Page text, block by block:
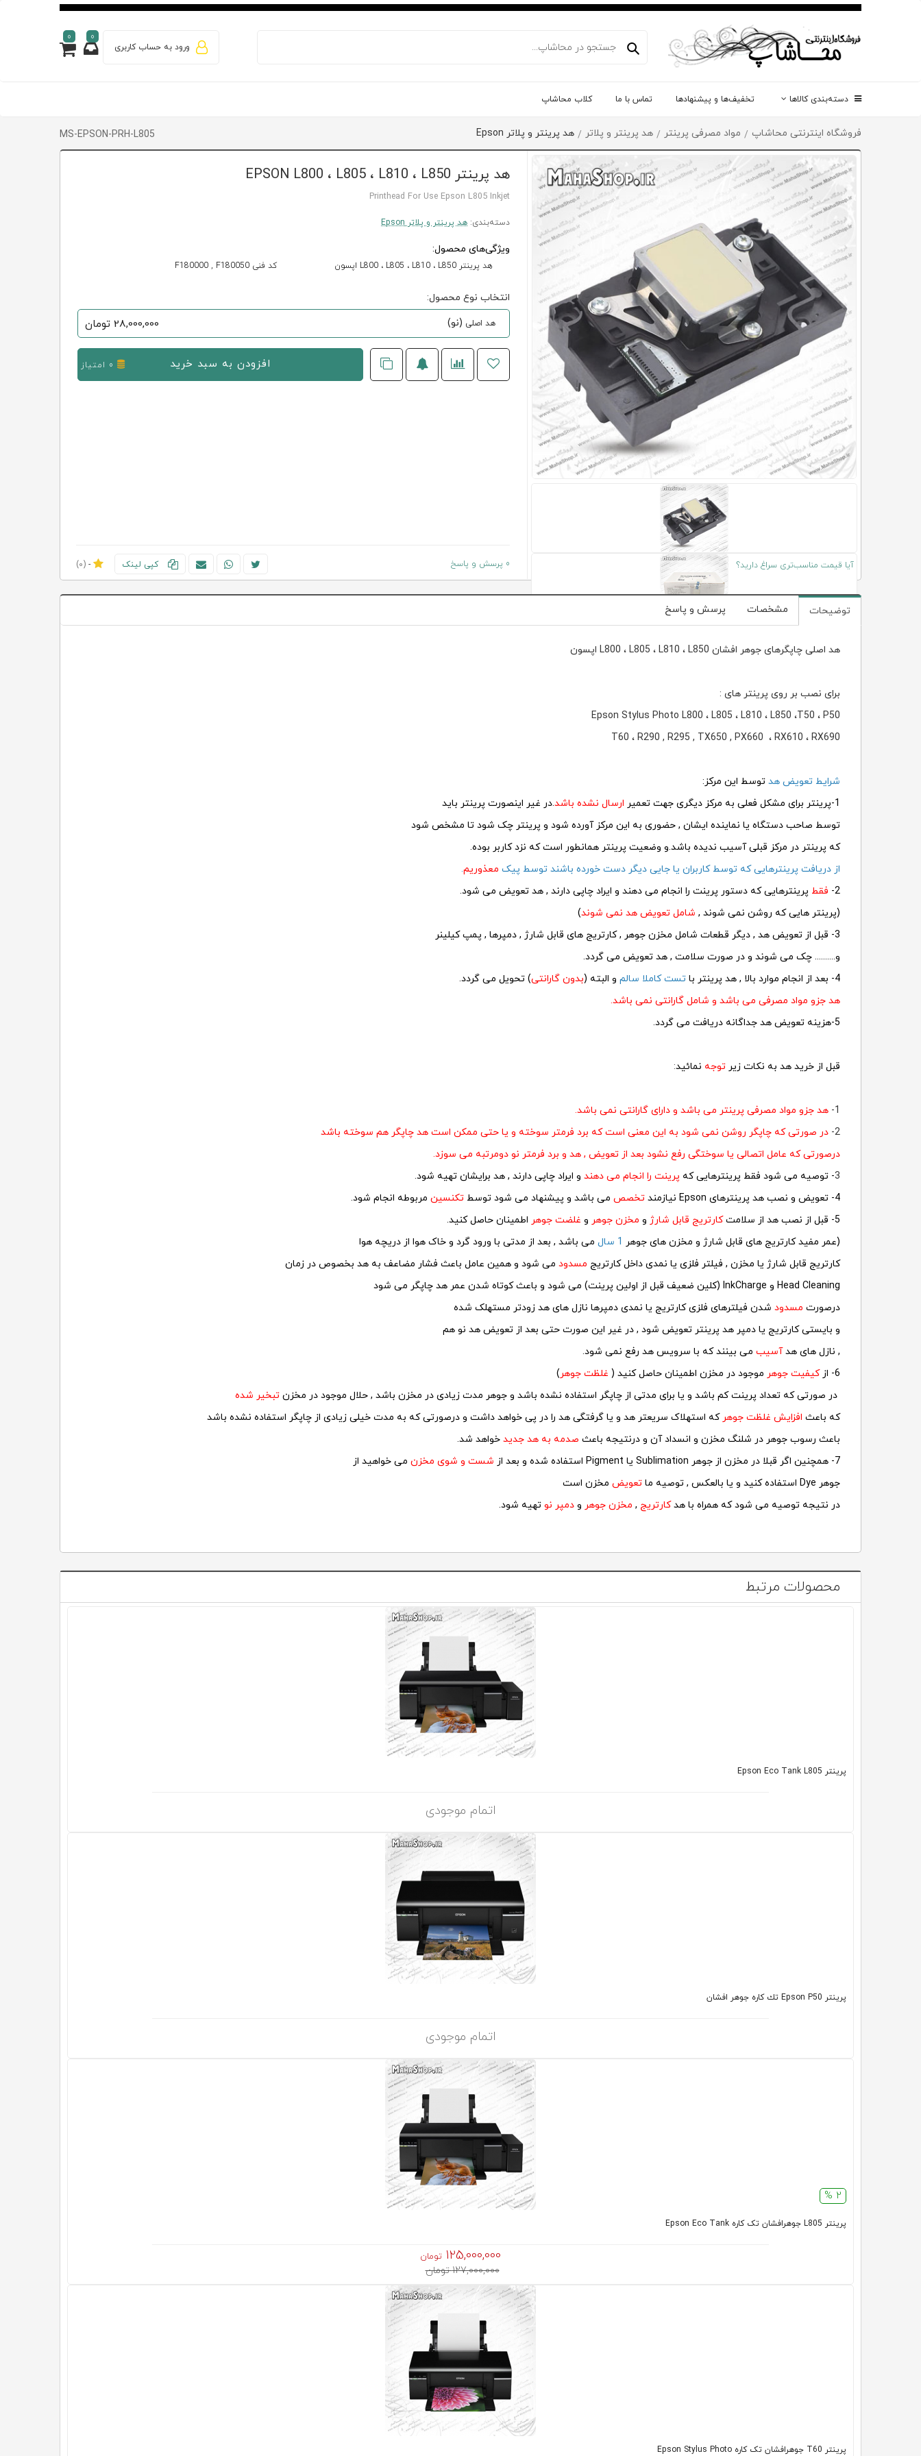
ورود به حساب کاربری
0
0
دسته‌بندی کالاها تخفیف‌ها و پیشنهادها تماس با ما کلاب محاشاپ
فروشگاه اینترنتی محاشاپ / مواد مصرفی پرینتر / هد پرینتر و پلاتر / هد پرینتر و پلاتر Epson MS-EPSON-PRH-L805
آیا قیمت مناسب‌تری سراغ دارید؟
هد پرینتر EPSON L800 ، L805 ، L810 ، L850
Printhead For Use Epson L805 Inkjet
دسته‌بندی: هد پرینتر و پلاتر Epson
ویژگی‌های محصول:
هد پرینتر L800 ، L805 ، L810 ، L850 اپسون کد فنی F180000 , F180050
انتخاب نوع محصول:
هد اصلی (نو) 28,000,000 تومان
افزودن به سبد خرید 0 امتیاز
0 پرسش و پاسخ کپی لینک -
(0)
توضیحات مشخصات پرسش و پاسخ
هد اصلی چاپگرهای جوهر افشان L800 ، L805 ، L810 ، L850 اپسون
برای نصب بر روی پرینتر های :
Epson Stylus Photo L800 ، L805 ، L810 ، L850 ،T50 ، P50
T60 ، R290 , R295 , TX650 , PX660 ، RX610 ، RX690
شرایط تعویض هد توسط این مرکز:
1-پرینتر برای مشکل فعلی به مرکز دیگری جهت تعمیر
ارسال نشده باشد.در غیر اینصورت پرینتر باید
توسط صاحب دستگاه یا نماینده ایشان , حضوری به این مرکز آورده شود و پرینتر چک شود تا مشخص شود
که پرینتر در مرکز قبلی آسیب ندیده باشد.و وضعیت پرینتر همانطور است که نزد کاربر بوده.
از دریافت پرینترهایی که توسط کاربران یا جایی دیگر دست خورده باشند توسط پیک معذوریم.
2- فقط پرینترهایی که دستور پرینت را انجام می دهند و ایراد چاپی دارند , هد تعویض می شود.
(پرینتر هایی که روشن نمی شوند , شامل تعویض هد نمی شوند)
3- قبل از تعویض هد , دیگر قطعات شامل مخزن جوهر , کارتریج های قابل شارژ , دمپرها , پمپ کیلینر
و.......... چک می شوند و در صورت سلامت , هد تعویض می گردد.
4- بعد از انجام موارد بالا , هد پرینتر با
تست کاملا سالم و البته (بدون گارانتی) تحویل می گردد.
هد جزو مواد مصرفی می باشد و شامل گارانتی نمی باشد.
5-هزینه تعویض هد جداگانه دریافت می گردد.
قبل از خرید هد به نکات زیر توجه نمائید:
1- هد جزو مواد مصرفی پرینتر می باشد و دارای گارانتی نمی باشد.
2- در صورتی که چاپگر روشن نمی شود به این معنی است که برد فرمتر سوخته و یا حتی ممکن است هد چاپگر هم سوخته باشد
درصورتی که عامل اتصالی یا سوختگی رفع نشود بعد از تعویض , هد و برد فرمتر نو دومرتبه می سوزد.
3- توصیه می شود فقط پرینترهایی که پرینت را انجام می دهند و ایراد چاپی دارند , هد برایشان تهیه شود.
4- تعویض و نصب هد پرینترهای Epson نیازمند
تخصص می باشد و پیشنهاد می شود توسط تکنسین مربوطه انجام شود.
5- قبل از نصب هد از سلامت
کارتریج قابل شارژ و مخزن جوهر و غلضت جوهر اطمینان حاصل کنید.
(عمر مفید کارتریج های قابل شارژ و مخزن های جوهر 1 سال
می باشد , بعد از مدتی با ورود گرد و خاک هوا از دریچه هوا
کارتریج قابل شارژ یا مخزن , فیلتر فلزی یا نمدی داخل کارتریج مسدود می شود و همین عامل باعث فشار مضاعف به هد بخصوص در زمان
Head Cleaning و InkCharge (کلین ضعیف قبل از اولین پرینت) می شود و باعث کوتاه شدن عمر هد چاپگر می شود
درصورت مسدود شدن فیلترهای فلزی کارتریج یا نمدی دمپرها نازل های هد زودتر مستهلک شده
و بایستی کارتریج یا دمپر هد پرینتر تعویض شود , در غیر این صورت حتی بعد از تعویض هد نو هم
, نازل های هدآسیب می بینند که با سرویس هد رفع نمی شود.
6- از
کیفیت جوهر موجود در مخزن اطمینان حاصل کنید ( غلظت جوهر)
در صورتی که تعداد پرینت کم باشد و یا برای مدتی از چاپگر استفاده نشده باشد و جوهر مدت زیادی در مخزن باشد , حلال موجود در مخزن تبخیر شده
که باعث افزایش غلظت جوهر که استهلاک سریعتر هد و یا گرفتگی هد را در پی خواهد داشت و درصورتی که به مدت خیلی زیادی از چاپگر استفاده نشده باشد
باعث رسوب جوهر در شلنگ مخزن و انسداد آن و درنتیجه باعث صدمه به هد جدید خواهد شد.
7- همچنین اگر قبلا در مخزن از جوهر Sublimation یا Pigment استفاده شده و بعد از
شست و شوی مخزن می خواهید از
جوهر Dye استفاده کنید و یا بالعکس , توصیه ما
تعویض مخزن است
در نتیجه توصیه می شود که همراه با هدکارتریج , مخزن جوهر و دمپر نو تهیه شود.
محصولات مرتبط
پرینتر Epson Eco Tank L805
اتمام موجودی
پرینتر Epson P50 تك كاره جوهر افشان
اتمام موجودی
2 %
پرینتر L805 جوهرافشان تک کاره Epson Eco Tank
125,000,000 تومان
127,000,000 تومان
پرینتر T60 جوهرافشان تک کاره Epson Stylus Photo